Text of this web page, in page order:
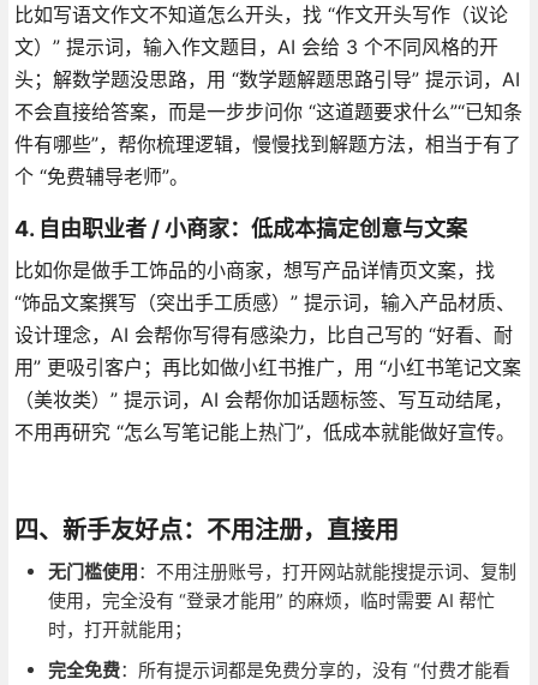
比如写语文作文不知道怎么开头，找 “作文开头写作（议论
文）” 提示词，输入作文题目，AI 会给 3 个不同风格的开
头；解数学题没思路，用 “数学题解题思路引导” 提示词，AI
不会直接给答案，而是一步步问你 “这道题要求什么”“已知条
件有哪些”，帮你梳理逻辑，慢慢找到解题方法，相当于有了
个 “免费辅导老师”。
4. 自由职业者 / 小商家：低成本搞定创意与文案
比如你是做手工饰品的小商家，想写产品详情页文案，找
“饰品文案撰写（突出手工质感）” 提示词，输入产品材质、
设计理念，AI 会帮你写得有感染力，比自己写的 “好看、耐
用” 更吸引客户；再比如做小红书推广，用 “小红书笔记文案
（美妆类）” 提示词，AI 会帮你加话题标签、写互动结尾，
不用再研究 “怎么写笔记能上热门”，低成本就能做好宣传。
四、新手友好点：不用注册，直接用
无门槛使用：不用注册账号，打开网站就能搜提示词、复制
使用，完全没有 “登录才能用” 的麻烦，临时需要 AI 帮忙
时，打开就能用；
完全免费：所有提示词都是免费分享的，没有 “付费才能看